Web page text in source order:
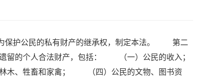
护公民的私有财产的继承权，制定本法。 第二
留的个人合法财产，包括： （一）公民的收入；
、牲畜和家禽； （四）公民的文物、图书资